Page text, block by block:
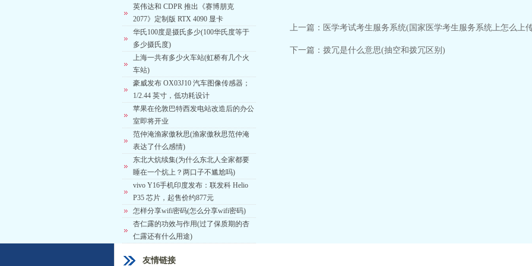
英伟达和 CDPR 推出《赛博朋克
2077》定制版 RTX 4090 显卡
华氏100度是摄氏多少(100华氏度等于
多少摄氏度)
上海一共有多少火车站(虹桥有几个火
车站)
豪威发布 OX03J10 汽车图像传感器；
1/2.44 英寸，低功耗设计
苹果在伦敦巴特西发电站改造后的办公
室即将开业
范仲淹渔家傲秋思(渔家傲秋思范仲淹
表达了什么感情)
东北大炕续集(为什么东北人全家都要
睡在一个炕上？两口子不尴尬吗)
vivo Y16手机印度发布：联发科 Helio
P35 芯片，起售价约877元
怎样分享wifi密码(怎么分享wifi密码)
杏仁露的功效与作用(过了保质期的杏
仁露还有什么用途)
上一篇： 医学考试考生服务系统(国家医学考生服务系统上怎么上
下一篇： 拨冗是什么意思(抽空和拨冗区别)
友情链接